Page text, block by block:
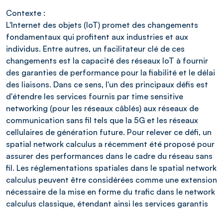
Contexte :
L'Internet des objets (IoT) promet des changements
fondamentaux qui profitent aux industries et aux
individus. Entre autres, un facilitateur clé de ces
changements est la capacité des réseaux IoT à fournir
des garanties de performance pour la fiabilité et le délai
des liaisons. Dans ce sens, l'un des principaux défis est
d'étendre les services fournis par time sensitive
networking (pour les réseaux câblés) aux réseaux de
communication sans fil tels que la 5G et les réseaux
cellulaires de génération future. Pour relever ce défi, un
spatial network calculus a récemment été proposé pour
assurer des performances dans le cadre du réseau sans
fil. Les réglementations spatiales dans le spatial network
calculus peuvent être considérées comme une extension
nécessaire de la mise en forme du trafic dans le network
calculus classique, étendant ainsi les services garantis